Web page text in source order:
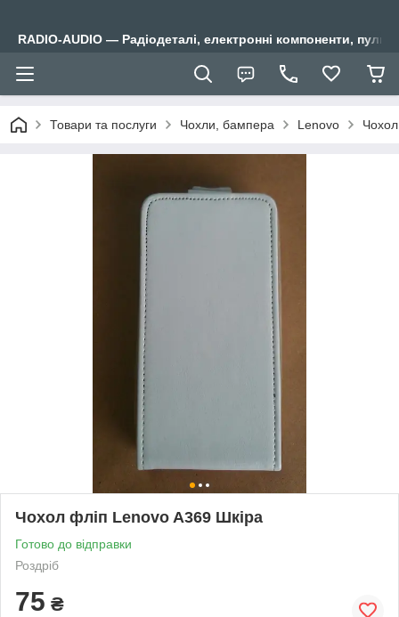
RADIO-AUDIO — Радіодеталі, електронні компоненти,
Товари та послуги Чохли, бампера Lenovo
Чохол фліп Lenovo A369 Шкіра
Готово до відправки
Роздріб
75 ₴